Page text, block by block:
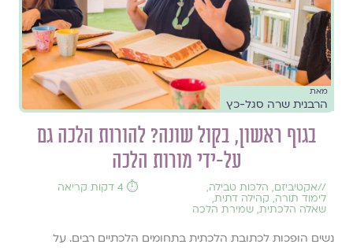
מאת
הרבנית שרה סגל-כץ
בגוף ראשון, בקול שונה? להורות הלכה גם
על-ידי מורות הלכה
//אקטיביזם, הלכות טבילה,
לימוד תורה, קהילה דתית,
שאלה הלכתית, שמירת הלכה
⏱️ 4 דקות קריאה
נשים הופכות לכתובת הלכתית בתחומים הלכתיים רבים. על